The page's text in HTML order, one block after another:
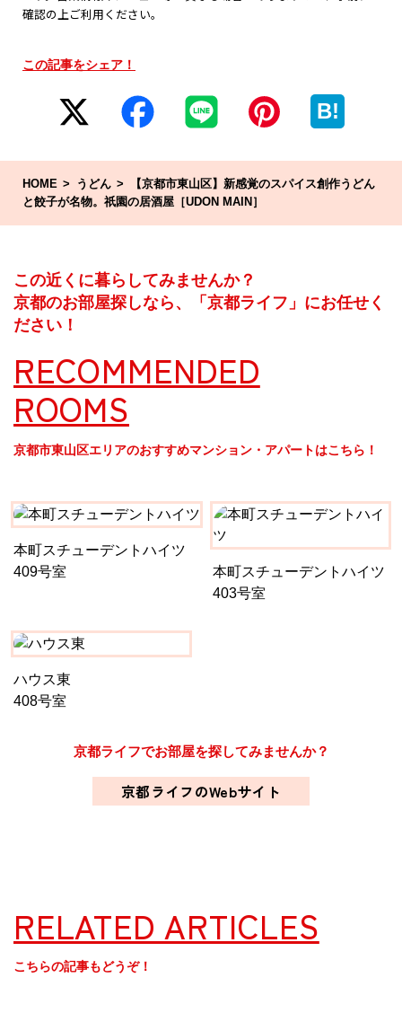
確認の上ご利用ください。
この記事をシェア！
B!
HOME うどん
【京都市東山区】新感覚のスパイス創作うどん
と餃子が名物。祇園の居酒屋［UDON MAIN］
この近くに暮らしてみませんか？
京都のお部屋探しなら、「京都ライフ」にお任せく
ださい！
RECOMMENDED
ROOMS
京都市東山区エリアのおすすめマンション・アパートはこちら！
本町スチューデントハイツ
409号室
本町スチューデントハイツ
403号室
ハウス東
408号室
京都ライフでお部屋を探してみませんか？
京都ライフのWebサイト
RELATED ARTICLES
こちらの記事もどうぞ！